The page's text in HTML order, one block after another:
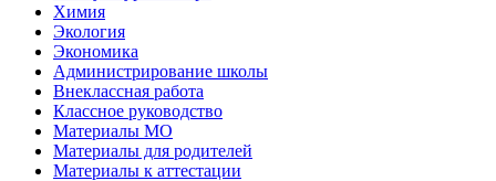
Химия
Экология
Экономика
Администрирование школы
Внеклассная работа
Классное руководство
Материалы МО
Материалы для родителей
Материалы к аттестации